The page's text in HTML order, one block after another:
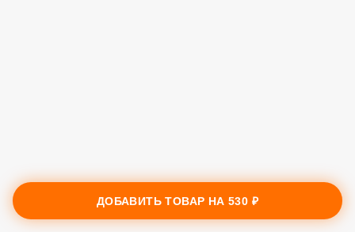
ДОБАВИТЬ ТОВАР НА530 ₽